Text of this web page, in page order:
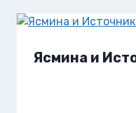
Ясмина и